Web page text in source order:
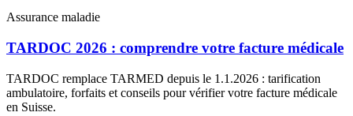
Assurance maladie
TARDOC 2026 : comprendre votre facture médicale
TARDOC remplace TARMED depuis le 1.1.2026 : tarification
ambulatoire, forfaits et conseils pour vérifier votre facture médicale
en Suisse.